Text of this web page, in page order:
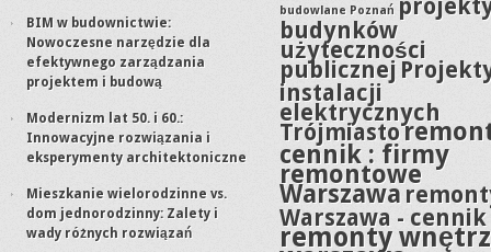
BIM w budownictwie:
Nowoczesne narzędzie dla
efektywnego zarządzania
projektem i budową
Modernizm lat 50. i 60.:
Innowacyjne rozwiązania i
eksperymenty architektoniczne
Mieszkanie wielorodzinne vs.
dom jednorodzinny: Zalety i
wady różnych rozwiązań
budowlane Poznań
budynków
użyteczności
publicznej
instalacji
elektrycznych
Trójmiasto
cennik : firmy
remontowe
Warszawa
Warszawa - cennik
remonty wnętrz